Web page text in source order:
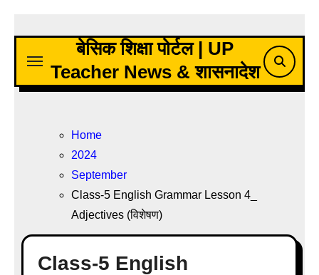
content
बेसिक शिक्षा पोर्टल | UP
Teacher News & शासनादेश
Home
2024
September
Class-5 English Grammar Lesson 4_
Adjectives (विशेषण)
Class-5 English